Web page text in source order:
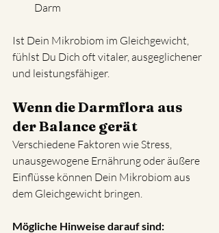
Darm
Ist Dein Mikrobiom im Gleichgewicht,
fühlst Du Dich oft vitaler, ausgeglichener
und leistungsfähiger.
Wenn die Darmflora aus
der Balance gerät
Verschiedene Faktoren wie Stress,
unausgewogene Ernährung oder äußere
Einflüsse können Dein Mikrobiom aus
dem Gleichgewicht bringen.
Mögliche Hinweise darauf sind: